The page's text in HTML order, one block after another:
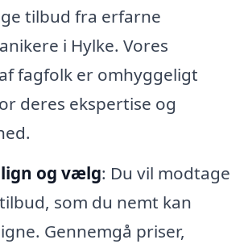
tilbud fra erfarne
i Hylke. Vores
fagfolk er omhyggeligt
deres ekspertise og
og vælg: Du vil modtage
som du nemt kan
Gennemgå priser,